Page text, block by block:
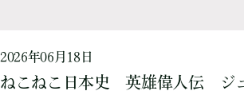
2026年06月18日
ねこねこ日本史 英雄偉人伝 ジ